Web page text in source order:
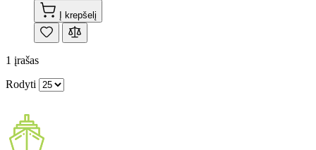
Į krepšelį
1 įrašas
Rodyti